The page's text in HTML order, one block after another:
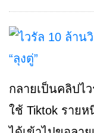
กลายเป็นคลิปไ
ใช้ Tiktok ราย